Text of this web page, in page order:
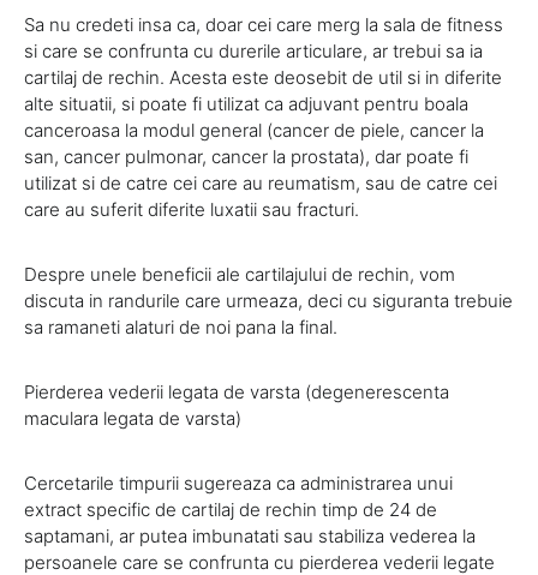
Sa nu credeti insa ca, doar cei care merg la sala de fitness
si care se confrunta cu durerile articulare, ar trebui sa ia
cartilaj de rechin. Acesta este deosebit de util si in diferite
alte situatii, si poate fi utilizat ca adjuvant pentru boala
canceroasa la modul general (cancer de piele, cancer la
san, cancer pulmonar, cancer la prostata), dar poate fi
utilizat si de catre cei care au reumatism, sau de catre cei
care au suferit diferite luxatii sau fracturi.
Despre unele beneficii ale cartilajului de rechin, vom
discuta in randurile care urmeaza, deci cu siguranta trebuie
sa ramaneti alaturi de noi pana la final.
Pierderea vederii legata de varsta (degenerescenta
maculara legata de varsta)
Cercetarile timpurii sugereaza ca administrarea unui
extract specific de cartilaj de rechin timp de 24 de
saptamani, ar putea imbunatati sau stabiliza vederea la
persoanele care se confrunta cu pierderea vederii legate